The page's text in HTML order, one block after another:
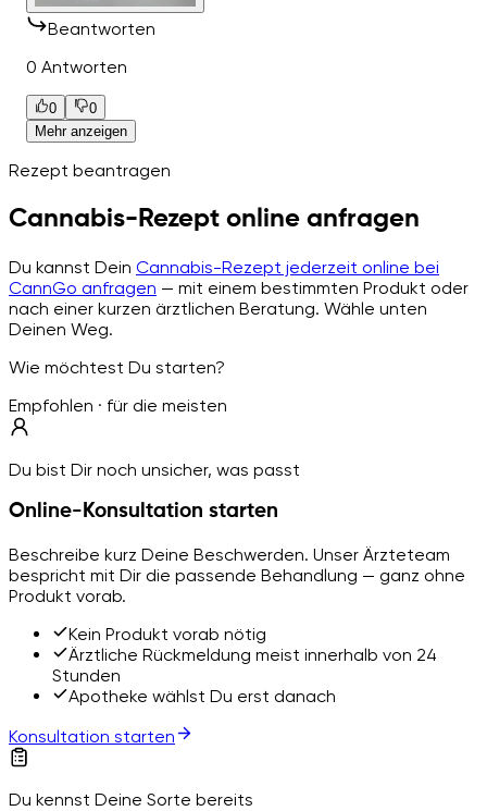
Beantworten
0 Antworten
0
0
Mehr anzeigen
Rezept beantragen
Cannabis-Rezept online anfragen
Du kannst Dein Cannabis-Rezept jederzeit online bei
CannGo anfragen — mit einem bestimmten Produkt oder
nach einer kurzen ärztlichen Beratung. Wähle unten
Deinen Weg.
Wie möchtest Du starten?
Empfohlen · für die meisten
Du bist Dir noch unsicher, was passt
Online-Konsultation starten
Beschreibe kurz Deine Beschwerden. Unser Ärzteteam
bespricht mit Dir die passende Behandlung — ganz ohne
Produkt vorab.
Kein Produkt vorab nötig
Ärztliche Rückmeldung meist innerhalb von 24
Stunden
Apotheke wählst Du erst danach
Konsultation starten
Du kennst Deine Sorte bereits